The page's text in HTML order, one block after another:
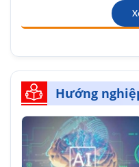
Hướng